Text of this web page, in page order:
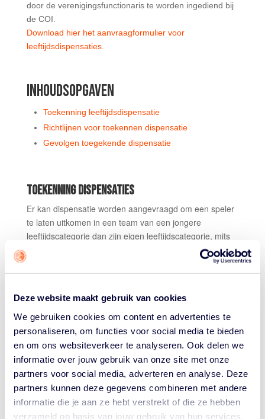
Deze website maakt gebruik van cookies
We gebruiken cookies om content en advertenties te
personaliseren, om functies voor social media te bieden
en om ons websiteverkeer te analyseren. Ook delen we
informatie over jouw gebruik van onze site met onze
partners voor social media, adverteren en analyse. Deze
partners kunnen deze gegevens combineren met andere
informatie die je aan ze hebt verstrekt of die ze hebben
verzameld op basis van jouw gebruik van hun services.
door de verenigingsfunctionaris te worden ingediend bij
de COI.
Download hier het aanvraagformulier voor
leeftijdsdispensaties.
INHOUDSOPGAVEN
Toekenning leeftijdsdispensatie
Richtlijnen voor toekennen dispensatie
Gevolgen toegekende dispensatie
TOEKENNING DISPENSATIES
Er kan dispensatie worden aangevraagd om een speler
te laten uitkomen in een team van een jongere
leeftijdscategorie dan zijn eigen leeftijdscategorie, mits
de sociale veiligheid.
In het belang van een team, omdat er anders geen
team geformeerd kan worden op een bepaald
niveau.
In het belang van een vereniging, omdat er geen
team in zijn eigen leeftijdscategorie is.
Een vrouwelijke speler heeft geen dispensatie nodig om
in een mannencompetitie te spelen wanneer zij zich in